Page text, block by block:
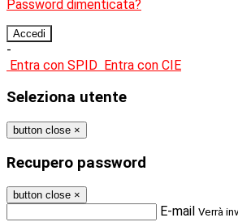
Password dimenticata?
-
Entra con SPID Entra con CIE
Seleziona utente
button close ×
Recupero password
button close ×
E-mail Verrà